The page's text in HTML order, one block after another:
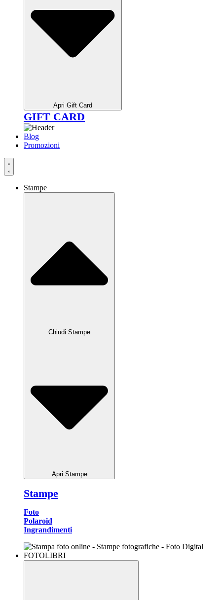
Apri Gift Card
GIFT CARD
Blog
Promozioni
Stampe
Chiudi Stampe
Apri Stampe
Stampe
Foto
Polaroid
Ingrandimenti
FOTOLIBRI